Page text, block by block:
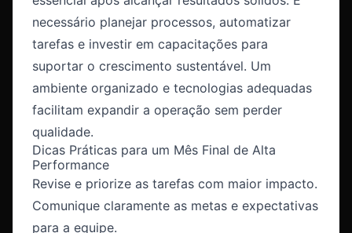
necessário planejar processos, automatizar
tarefas e investir em capacitações para
suportar o crescimento sustentável. Um
ambiente organizado e tecnologias adequadas
facilitam expandir a operação sem perder
qualidade.
Dicas Práticas para um Mês Final de Alta
Performance
Revise e priorize as tarefas com maior impacto.
Comunique claramente as metas e expectativas
para a equipe.